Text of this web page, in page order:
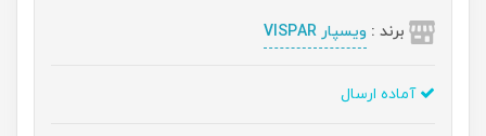
برند : ویسپار VISPAR
آماده ارسال